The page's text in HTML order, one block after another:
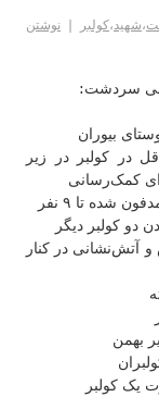
،شهید ،کولبر
نوشتن
سردشت:
در کولبر در زیر
کمک‌رسانی
و آتش‌نشانی در کنار